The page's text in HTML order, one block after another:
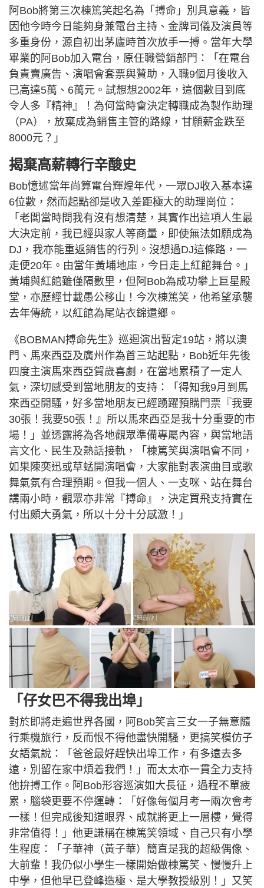
阿Bob將第三次棟篤笑起名為「搏命」別具意義，皆
因他今時今日能夠身兼電台主持、金牌司儀及演員等
多重身份，源自初出茅廬時首次放手一搏。當年大學
畢業的阿Bob加入電台，原任職營銷部門：「在電台
負責賣廣告、演唱會套票與贊助，入職9個月後收入
已高達5萬、6萬元。試想想2002年，這個數目到底
令人多『精神』！為何當時會決定轉職成為製作助理
（PA），放棄成為銷售主管的路線，甘願薪金跌至
8000元？」
揭棄高薪轉行辛酸史
Bob憶述當年尚算電台輝煌年代，一眾DJ收入基本達
6位數，然而起點卻是收入差距極大的助理崗位：
「老闆當時問我有沒有想清楚，其實作出這項人生最
大決定前，我已經與家人等商量，即使無法如願成為
DJ，我亦能重返銷售的行列。沒想過DJ這條路，一
走便20年。由當年黃埔地庫，今日走上紅館舞台。」
黃埔與紅館雖僅隔數里，但阿Bob為成功攀上巨星殿
堂，亦歷經廿載愚公移山！今次棟篤笑，他希望承襲
去年傳統，以紅館為尾站衣錦還鄉。
《BOBMAN搏命先生》巡迴演出暫定19站，將以澳
門、馬來西亞及廣州作為首三站起點，Bob近年先後
四度主演馬來西亞賀歲喜劇，在當地累積了一定人
氣，深切感受到當地朋友的支持：「得知我9月到馬
來西亞開騷，好多當地朋友已經踴躍預購門票『我要
30張！我要50張！』所以馬來西亞是我十分重要的市
場！」並透露將為各地觀眾準備專屬內容，與當地語
言文化、民生及熱話接軌，「棟篤笑與演唱會不同，
如果陳奕迅或草蜢開演唱會，大家能對表演曲目或歌
舞氣氛有合理預期。但我一個人、一支咪、站在舞台
講兩小時，觀眾亦非常『搏命』，決定買飛支持實在
付出頗大勇氣，所以十分十分感激！」
「仔女巴不得我出埠」
對於即將走遍世界各國，阿Bob笑言三女一子無意隨
行乘機旅行，反而恨不得他盡快開騷，更搞笑模仿子
女語氣說：「爸爸最好趕快出埠工作，有多遠去多
遠，別留在家中煩着我們！」而太太亦一貫全力支持
他拚搏工作。阿Bob形容巡演如大長征，過程不單疲
累，腦袋更要不停運轉：「好像每個月考一兩次會考
一樣！但完成後知道眼界、成就將更上一層樓，覺得
非常值得！」他更謙稱在棟篤笑領域、自己只有小學
生程度：「子華神（黃子華）簡直是我的超級偶像、
大前輩！我仍似小學生一樣開始做棟篤笑、慢慢升上
中學，但他早已登峰造極、是大學教授級別！」又笑